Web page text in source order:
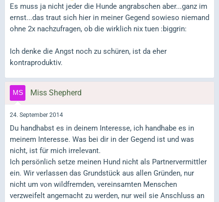
Es muss ja nicht jeder die Hunde angrabschen aber...ganz im
ernst...das traut sich hier in meiner Gegend sowieso niemand
ohne 2x nachzufragen, ob die wirklich nix tuen :biggrin:
Ich denke die Angst noch zu schüren, ist da eher
kontraproduktiv.
Miss Shepherd
24. September 2014
Du handhabst es in deinem Interesse, ich handhabe es in
meinem Interesse. Was bei dir in der Gegend ist und was
nicht, ist für mich irrelevant.
Ich persönlich setze meinen Hund nicht als Partnervermittler
ein. Wir verlassen das Grundstück aus allen Gründen, nur
nicht um von wildfremden, vereinsamten Menschen
verzweifelt angemacht zu werden, nur weil sie Anschluss an